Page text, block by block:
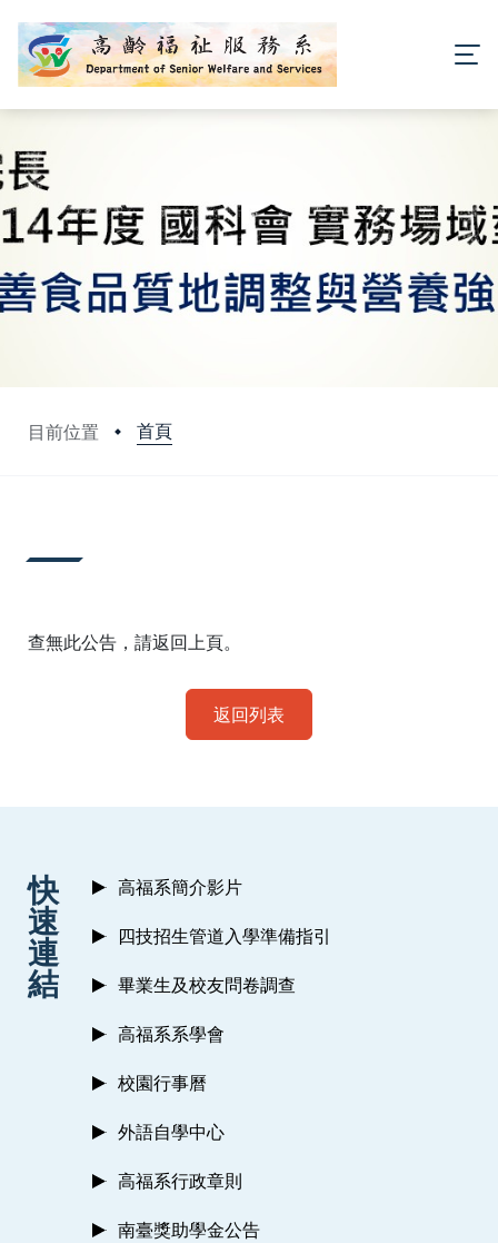
目前位置 首頁
查無此公告，請返回上頁。
返回列表
快
速
連
結
高福系簡介影片
四技招生管道入學準備指引
畢業生及校友問卷調查
高福系系學會
校園行事曆
外語自學中心
高福系行政章則
南臺獎助學金公告